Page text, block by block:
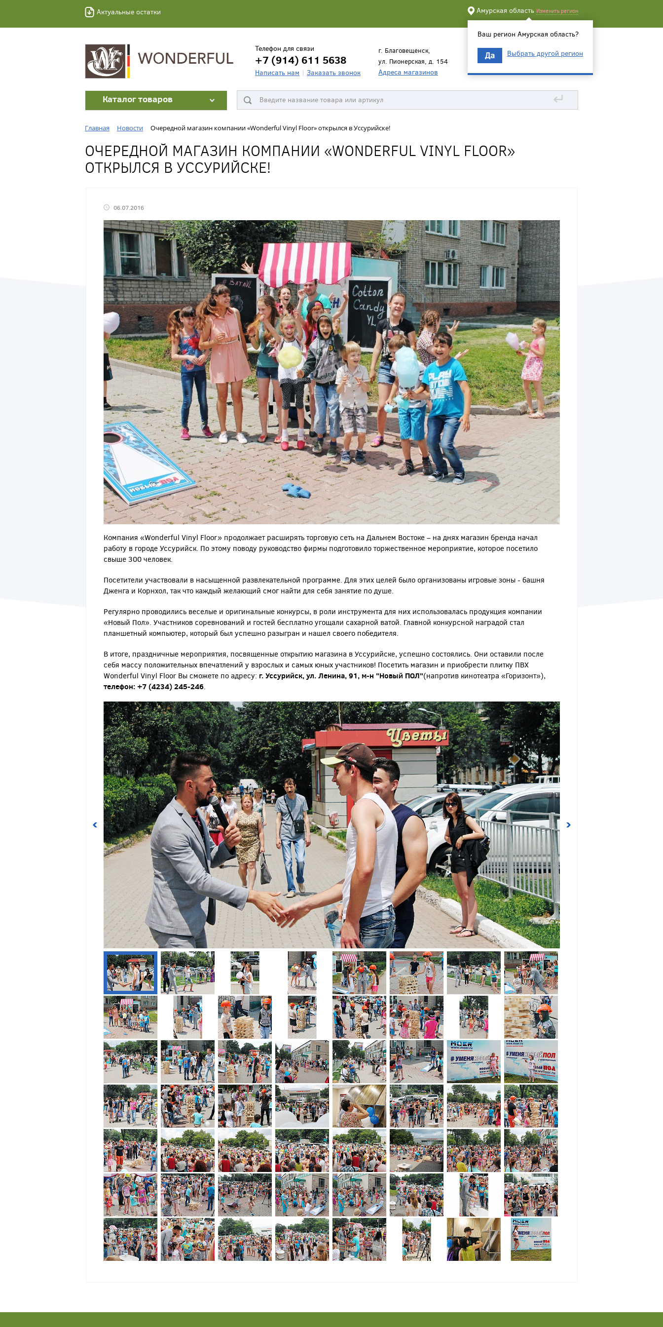
Актуальные остатки Амурская область Изменить регион
Ваш регион Амурская область?
Да Выбрать другой регион
Телефон для связи
+7 (914) 611 5638
Написать нам Заказать звонок
г. Благовещенск,
ул. Пионерская, д. 154
Адреса магазинов
Каталог товаров ↵
Главная Новости Очередной магазин компании «Wonderful Vinyl Floor» открылся в Уссурийске!
ОЧЕРЕДНОЙ МАГАЗИН КОМПАНИИ «WONDERFUL VINYL FLOOR»
ОТКРЫЛСЯ В УССУРИЙСКЕ!
06.07.2016
Компания «Wonderful Vinyl Floor» продолжает расширять торговую сеть на Дальнем Востоке – на днях магазин бренда начал
работу в городе Уссурийск. По этому поводу руководство фирмы подготовило торжественное мероприятие, которое посетило
свыше 300 человек.
Посетители участвовали в насыщенной развлекательной программе. Для этих целей было организованы игровые зоны - башня
Дженга и Корнхол, так что каждый желающий смог найти для себя занятие по душе.
Регулярно проводились веселые и оригинальные конкурсы, в роли инструмента для них использовалась продукция компании
«Новый Пол». Участников соревнований и гостей бесплатно угощали сахарной ватой. Главной конкурсной наградой стал
планшетный компьютер, который был успешно разыгран и нашел своего победителя.
В итоге, праздничные мероприятия, посвященные открытию магазина в Уссурийске, успешно состоялись. Они оставили после
себя массу положительных впечатлений у взрослых и самых юных участников! Посетить магазин и приобрести плитку ПВХ
Wonderful Vinyl Floor Вы сможете по адресу: г. Уссурийск, ул. Ленина, 91, м-н "Новый ПОЛ"(напротив кинотеатра «Горизонт»),
телефон: +7 (4234) 245-246.